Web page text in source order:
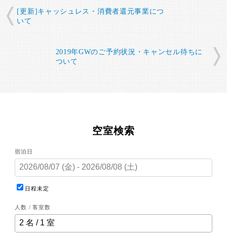
[更新]キャッシュレス・消費者還元事業につ
いて
2019年GWのご予約状況・キャンセル待ちに
ついて
空室検索
宿泊日
日程未定
人数 / 客室数